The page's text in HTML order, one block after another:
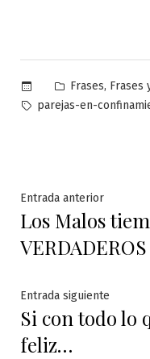
Publicado
en
Frases, Frases
Etiquetas:
parejas-en-
Navegación
de
Entrada anteriorEntrada
Los Malos
Entrada siguiente
Si con todo lo
feliz…